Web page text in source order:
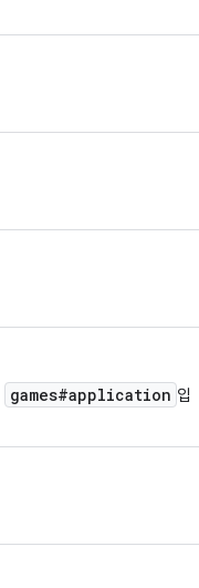
games#application 입